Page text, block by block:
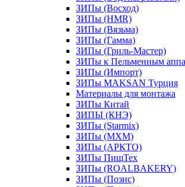
ЗИПы (Восход)
ЗИПы (HMR)
ЗИПы (Вязьма)
ЗИПы (Гамма)
ЗИПы (Гриль-Мастер)
ЗИПы к Пельменным
ЗИПы (Импорт)
ЗИПы MAKSAN Турция
Материалы для монтажа
ЗИПы Китай
ЗИПЫ (КНЭ)
ЗИПы (Starmix)
ЗИПы (МХМ)
ЗИПы (АРКТО)
ЗИПы ПищТех
ЗИПы (ROALBAKERY)
ЗИПы (Позис)